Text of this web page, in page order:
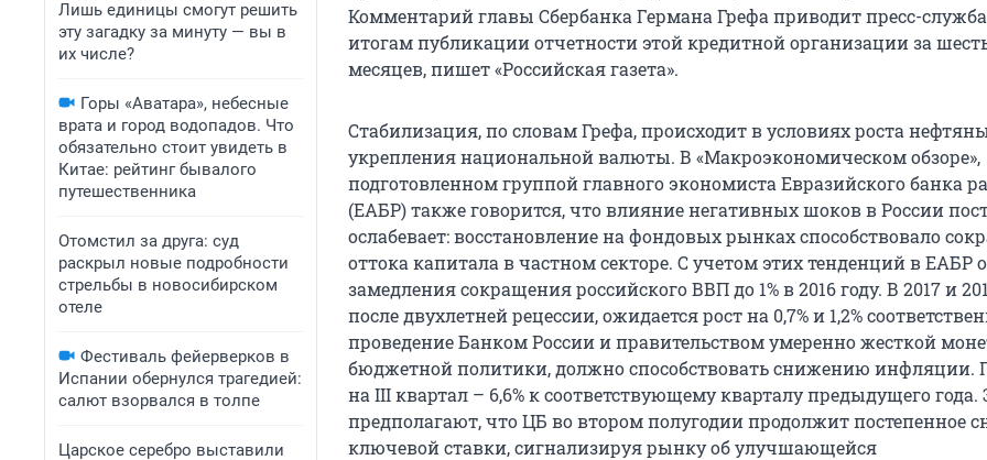
Лишь единицы смогут решить
эту загадку за минуту — вы в
их числе?
Горы «Аватара», небесные
врата и город водопадов. Что
обязательно стоит увидеть в
Китае: рейтинг бывалого
путешественника
Отомстил за друга: суд
раскрыл новые подробности
стрельбы в новосибирском
отеле
Фестиваль фейерверков в
Испании обернулся трагедией:
салют взорвался в толпе
Царское серебро выставили
Комментарий главы Сбербанка Германа Грефа приводит пресс-
итогам публикации отчетности этой кредитной организации за
месяцев, пишет «Российская газета».
Стабилизация, по словам Грефа, происходит в условиях роста
укрепления национальной валюты. В «Макроэкономическом обзоре»,
подготовленном группой главного экономиста Евразийского банка
(ЕАБР) также говорится, что влияние негативных шоков в России
ослабевает: восстановление на фондовых рынках способствовало
оттока капитала в частном секторе. С учетом этих тенденций в ЕАБР
замедления сокращения российского ВВП до 1% в 2016 году. В 2017 и
после двухлетней рецессии, ожидается рост на 0,7% и 1,2%
проведение Банком России и правительством умеренно жесткой
бюджетной политики, должно способствовать снижению инфляции.
на III квартал – 6,6% к соответствующему кварталу предыдущего года.
предполагают, что ЦБ во втором полугодии продолжит постепенное
ключевой ставки, сигнализируя рынку об улучшающейся